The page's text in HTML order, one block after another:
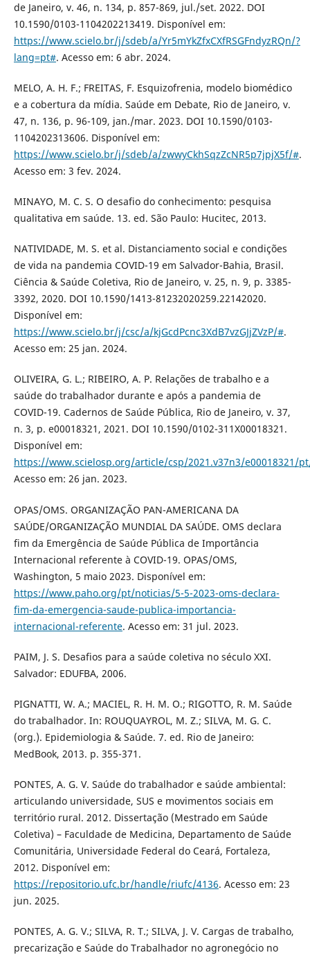
de Janeiro, v. 46, n. 134, p. 857-869, jul./set. 2022. DOI
10.1590/0103-1104202213419. Disponível em:
https://www.scielo.br/j/sdeb/a/Yr5mYkZfxCXfRSGFndyzRQn/?
lang=pt#. Acesso em: 6 abr. 2024.
MELO, A. H. F.; FREITAS, F. Esquizofrenia, modelo biomédico
e a cobertura da mídia. Saúde em Debate, Rio de Janeiro, v.
47, n. 136, p. 96-109, jan./mar. 2023. DOI 10.1590/0103-
1104202313606. Disponível em:
https://www.scielo.br/j/sdeb/a/zwwyCkhSqzZcNR5p7jpjX5f/#.
Acesso em: 3 fev. 2024.
MINAYO, M. C. S. O desafio do conhecimento: pesquisa
qualitativa em saúde. 13. ed. São Paulo: Hucitec, 2013.
NATIVIDADE, M. S. et al. Distanciamento social e condições
de vida na pandemia COVID-19 em Salvador-Bahia, Brasil.
Ciência & Saúde Coletiva, Rio de Janeiro, v. 25, n. 9, p. 3385-
3392, 2020. DOI 10.1590/1413-81232020259.22142020.
Disponível em:
https://www.scielo.br/j/csc/a/kjGcdPcnc3XdB7vzGJjZVzP/#.
Acesso em: 25 jan. 2024.
OLIVEIRA, G. L.; RIBEIRO, A. P. Relações de trabalho e a
saúde do trabalhador durante e após a pandemia de
COVID-19. Cadernos de Saúde Pública, Rio de Janeiro, v. 37,
n. 3, p. e00018321, 2021. DOI 10.1590/0102-311X00018321.
Disponível em:
https://www.scielosp.org/article/csp/2021.v37n3/e00018321/
Acesso em: 26 jan. 2023.
OPAS/OMS. ORGANIZAÇÃO PAN-AMERICANA DA
SAÚDE/ORGANIZAÇÃO MUNDIAL DA SAÚDE. OMS declara
fim da Emergência de Saúde Pública de Importância
Internacional referente à COVID-19. OPAS/OMS,
Washington, 5 maio 2023. Disponível em:
https://www.paho.org/pt/noticias/5-5-2023-oms-declara-
fim-da-emergencia-saude-publica-importancia-
internacional-referente. Acesso em: 31 jul. 2023.
PAIM, J. S. Desafios para a saúde coletiva no século XXI.
Salvador: EDUFBA, 2006.
PIGNATTI, W. A.; MACIEL, R. H. M. O.; RIGOTTO, R. M. Saúde
do trabalhador. In: ROUQUAYROL, M. Z.; SILVA, M. G. C.
(org.). Epidemiologia & Saúde. 7. ed. Rio de Janeiro:
MedBook, 2013. p. 355-371.
PONTES, A. G. V. Saúde do trabalhador e saúde ambiental:
articulando universidade, SUS e movimentos sociais em
território rural. 2012. Dissertação (Mestrado em Saúde
Coletiva) – Faculdade de Medicina, Departamento de Saúde
Comunitária, Universidade Federal do Ceará, Fortaleza,
2012. Disponível em:
https://repositorio.ufc.br/handle/riufc/4136. Acesso em: 23
jun. 2025.
PONTES, A. G. V.; SILVA, R. T.; SILVA, J. V. Cargas de trabalho,
precarização e Saúde do Trabalhador no agronegócio no